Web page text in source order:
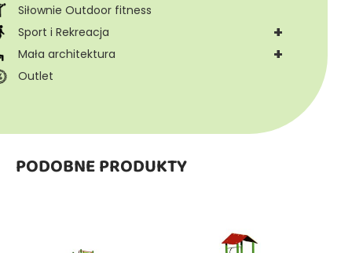
Siłownie Outdoor fitness
+
Sport i Rekreacja
+
Mała architektura
Outlet
PODOBNE PRODUKTY